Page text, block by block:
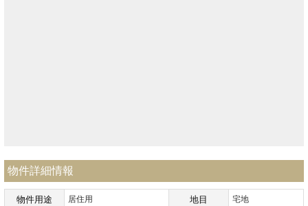
物件詳細情報
物件用途 居住用 地目 宅地